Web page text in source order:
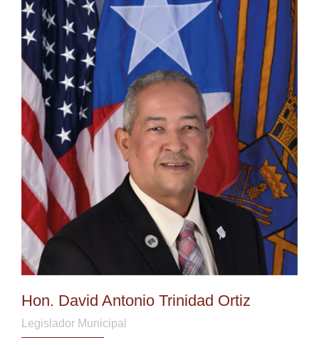
Hon. David Antonio Trinidad Ortiz
Legislador Municipal